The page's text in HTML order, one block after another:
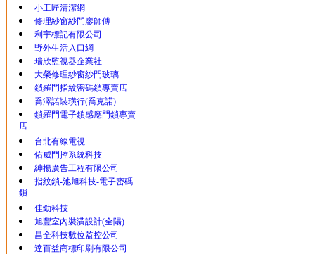
小工匠清潔網
修理紗窗紗門廖師傅
利宇標記有限公司
野外生活入口網
瑞欣監視器企業社
大榮修理紗窗紗門玻璃
鎖羅門指紋密碼鎖專賣店
喬澤諾裝璜行(喬克諾)
鎖羅門電子鎖感應門鎖專賣
店
台北有線電視
佑威門控系統科技
紳揚廣告工程有限公司
指紋鎖-池旭科技-電子密碼
鎖
佳勁科技
旭豐室內裝潢設計(全陽)
昌全科技數位監控公司
達百益商標印刷有限公司